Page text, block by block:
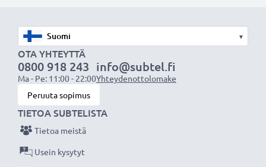
Älä missaa kuvauksellista hetkeä CELLONIC LCD-
laturin ansiosta, 3 vuoden takuu!
▾
OTA YHTEYTTÄ
0800 918 243
Ma - Pe: 11:00 - 22:00
info@subtel.fi
Yhteydenottolomake
Peruuta sopimus
TIETOA SUBTELISTA
Tietoa meistä
Usein kysytyt